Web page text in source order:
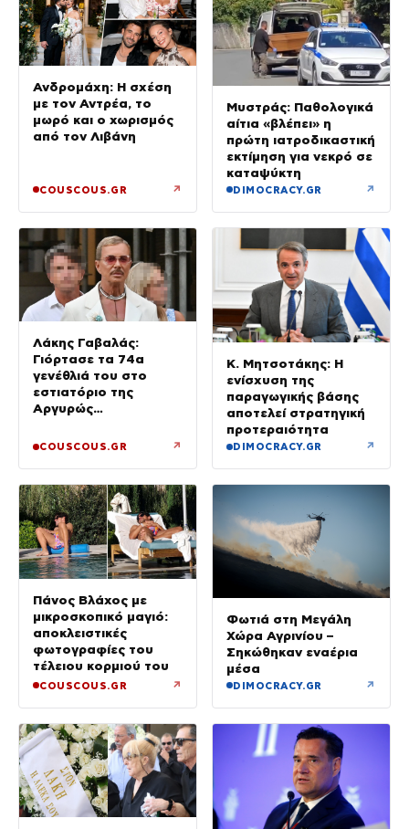
Ανδρομάχη: Η σχέση
με τον Αντρέα, το
μωρό και ο χωρισμός
από τον Λιβάνη
COUSCOUS.GR ↗
Μυστράς: Παθολογικά
αίτια «βλέπει» η
πρώτη ιατροδικαστική
εκτίμηση για νεκρό σε
καταψύκτη
DIMOCRACY.GR ↗
Λάκης Γαβαλάς:
Γιόρτασε τα 74α
γενέθλιά του στο
εστιατόριο της
Αργυρώς
αγαπημένους φίλους
COUSCOUS.GR ↗
Κ. Μητσοτάκης: Η
ενίσχυση της
παραγωγικής βάσης
αποτελεί στρατηγική
προτεραιότητα
DIMOCRACY.GR ↗
Πάνος Βλάχος με
μικροσκοπικό μαγιό:
αποκλειστικές
φωτογραφίες του
τέλειου κορμιού του
COUSCOUS.GR ↗
Φωτιά στη Μεγάλη
Χώρα Αγρινίου –
Σηκώθηκαν εναέρια
μέσα
DIMOCRACY.GR ↗